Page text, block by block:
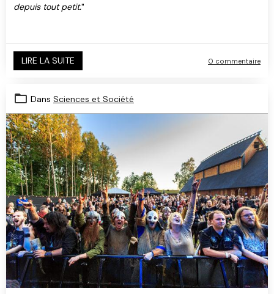
depuis tout petit."
LIRE LA SUITE 0 commentaire
Dans Sciences et Société